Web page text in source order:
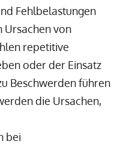
Fehlbelastungen
Ursachen von
repetitive
oder der Einsatz
Beschwerden führen
die Ursachen,
bei